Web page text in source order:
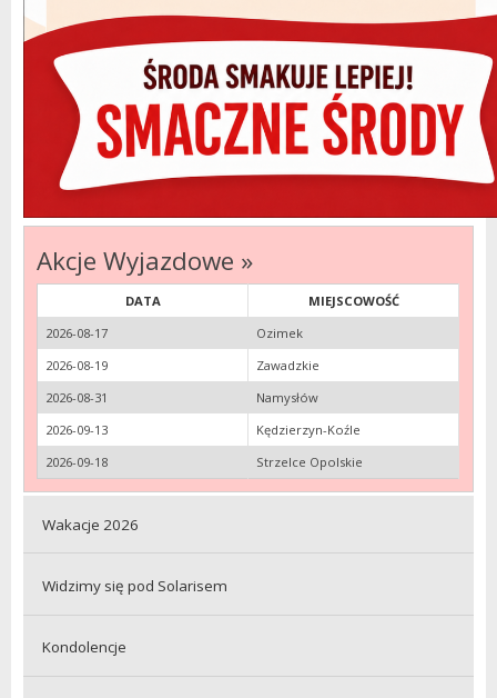
Akcje Wyjazdowe »
DATA
MIEJSCOWOŚĆ
2026-08-17
Ozimek
2026-08-19
Zawadzkie
2026-08-31
Namysłów
2026-09-13
Kędzierzyn-Koźle
2026-09-18
Strzelce Opolskie
Wakacje 2026
Widzimy się pod Solarisem
Kondolencje